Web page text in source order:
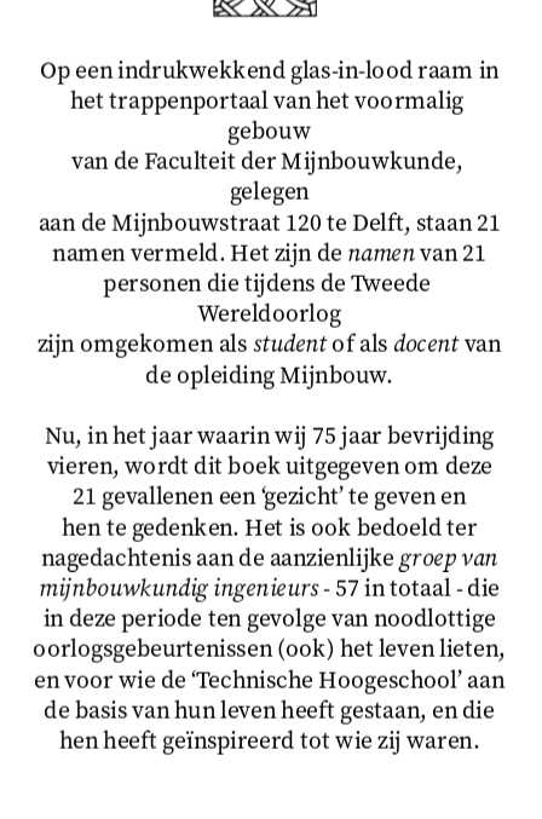
Op een indrukwekkend glas-in-lood raam in
het trappenportaal van het voormalig
gebouw
van de Faculteit der Mijnbouwkunde,
gelegen
aan de Mijnbouwstraat 120 te Delft, staan 21
namen vermeld. Het zijn de namen van 21
personen die tijdens de Tweede
Wereldoorlog
zijn omgekomen als student of als docent van
de opleiding Mijnbouw.
Nu, in het jaar waarin wij 75 jaar bevrijding
vieren, wordt dit boek uitgegeven om deze
21 gevallenen een ‘gezicht’ te geven en
hen te gedenken. Het is ook bedoeld ter
nagedachtenis aan de aanzienlijke groep van
mijnbouwkundig ingenieurs - 57 in totaal - die
in deze periode ten gevolge van noodlottige
oorlogsgebeurtenissen (ook) het leven lieten,
en voor wie de ‘Technische Hoogeschool’ aan
de basis van hun leven heeft gestaan, en die
hen heeft geïnspireerd tot wie zij waren.